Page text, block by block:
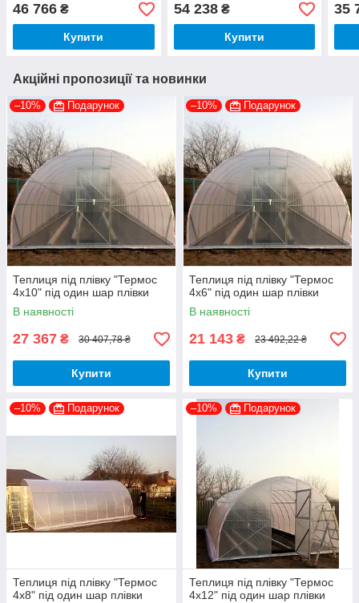
46 766 ₴
Купити
54 238₴
Купити
35
Акційні пропозиції та новинки
–10% Подарунок
Теплиця під плівку "Термос
4х10" під один шар плівки
В наявності
27 367 ₴ 30 407,78 ₴
Купити
–10% Подарунок
Теплиця під плівку "Термос
4х6" під один шар плівки
В наявності
21 143 ₴ 23 492,22 ₴
Купити
–10% Подарунок
Теплиця під плівку "Термос
4х8" під один шар плівки
–10% Подарунок
Теплиця під плівку "Термос
4х12" під один шар плівки